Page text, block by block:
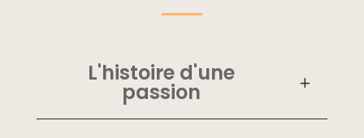
L'histoire d'une
passion